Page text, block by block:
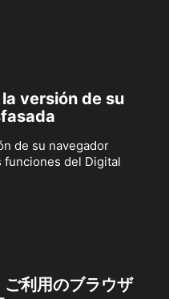
versión de su
de su navegador
funciones del Digital
利用のブラウザ